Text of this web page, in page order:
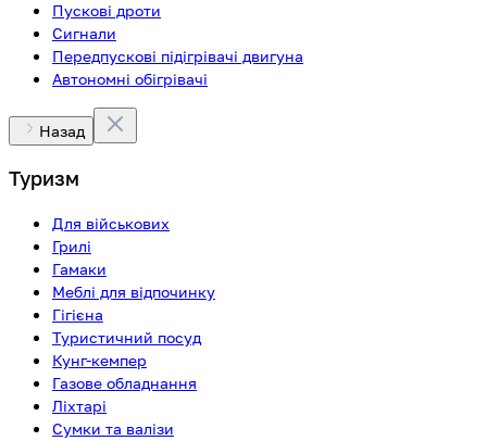
Пускові дроти
Сигнали
Передпускові підігрівачі двигуна
Автономні обігрівачі
Назад
Туризм
Для військових
Грилі
Гамаки
Меблі для відпочинку
Гігієна
Туристичний посуд
Кунг-кемпер
Газове обладнання
Ліхтарі
Сумки та валізи